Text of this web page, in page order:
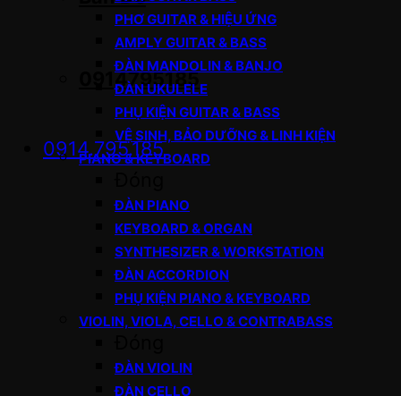
0914795185
0914.795.185
PHƠ GUITAR & HIỆU ỨNG
AMPLY GUITAR & BASS
ĐÀN MANDOLIN & BANJO
ĐÀN UKULELE
PHỤ KIỆN GUITAR & BASS
VỆ SINH, BẢO DƯỠNG & LINH KIỆN
PIANO & KEYBOARD
ĐÀN PIANO
KEYBOARD & ORGAN
SYNTHESIZER & WORKSTATION
ĐÀN ACCORDION
PHỤ KIỆN PIANO & KEYBOARD
VIOLIN, VIOLA, CELLO & CONTRABASS
ĐÀN VIOLIN
ĐÀN CELLO